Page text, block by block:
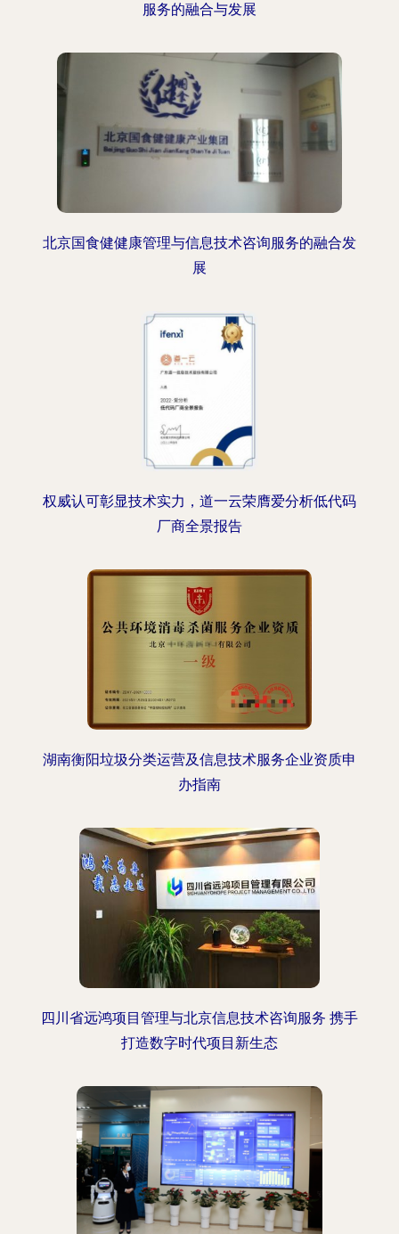
服务的融合与发展
北京国食健健康管理与信息技术咨询服务的融合发
展
权威认可彰显技术实力，道一云荣膺爱分析低代码
厂商全景报告
湖南衡阳垃圾分类运营及信息技术服务企业资质申
办指南
四川省远鸿项目管理与北京信息技术咨询服务 携手
打造数字时代项目新生态